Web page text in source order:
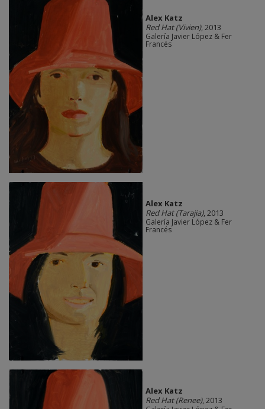
Alex Katz
Red Hat (Vivien), 2013
Galería Javier López & Fer
Francés
Alex Katz
Red Hat (Tarajia), 2013
Galería Javier López & Fer
Francés
Alex Katz
Red Hat (Renee), 2013